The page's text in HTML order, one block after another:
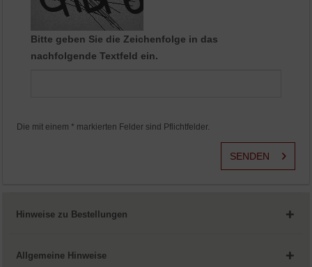
Bitte geben Sie die Zeichenfolge in das
nachfolgende Textfeld ein.
Die mit einem * markierten Felder sind Pflichtfelder.
SENDEN
Hinweise zu Bestellungen
Allgemeine Hinweise